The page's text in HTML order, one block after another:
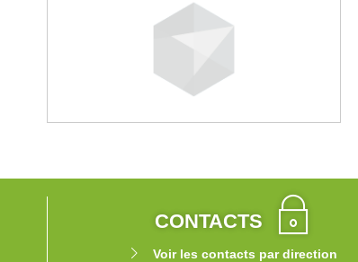
CONTACTS
Voir les contacts par direction